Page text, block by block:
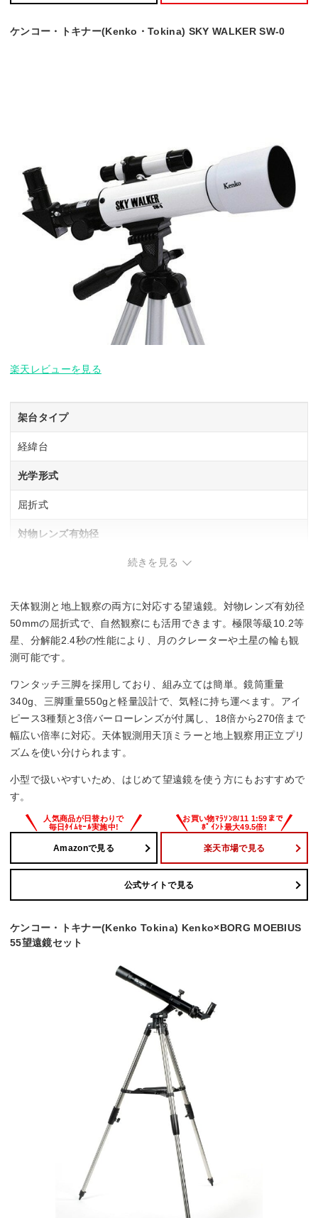
ケンコー・トキナー(Kenko・Tokina) SKY WALKER SW-0
楽天レビューを見る
架台タイプ
経緯台
光学形式
屈折式
対物レンズ有効径
360 mm
長さx外径
ー
重量
鏡筒：340g(ファインダー含む)
架台(三脚)：550g
続きを見る
天体観測と地上観察の両方に対応する望遠鏡。対物レンズ有効径
50mmの屈折式で、自然観察にも活用できます。極限等級10.2等
星、分解能2.4秒の性能により、月のクレーターや土星の輪も観
測可能です。
ワンタッチ三脚を採用しており、組み立ては簡単。鏡筒重量
340g、三脚重量550gと軽量設計で、気軽に持ち運べます。アイ
ピース3種類と3倍バーローレンズが付属し、18倍から270倍まで
幅広い倍率に対応。天体観測用天頂ミラーと地上観察用正立プリ
ズムを使い分けられます。
小型で扱いやすいため、はじめて望遠鏡を使う方にもおすすめで
す。
Amazonで見る 楽天市場で見る
公式サイトで見る
ケンコー・トキナー(Kenko Tokina) Kenko×BORG MOEBIUS
55望遠鏡セット